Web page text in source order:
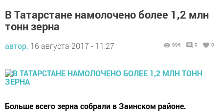
В Татарстане намолочено более 1,2 млн
тонн зерна
автор, 16 августа 2017 - 11:27 996 0 0
Больше всего зерна собрали в Заинском районе.